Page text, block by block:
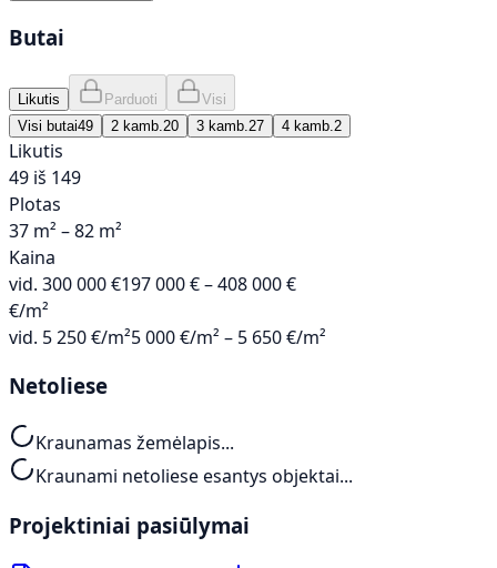
Butai
Likutis Parduoti
Visi
Visi butai49 2 kamb. 20 3 kamb. 27 4 kamb. 2
Likutis
49 iš 149
Plotas
37 m² – 82 m²
Kaina
vid. 300 000 €197 000 € – 408 000 €
€/m²
vid. 5 250 €/m²5 000 €/m² – 5 650 €/m²
Netoliese
Kraunamas žemėlapis...
Kraunami netoliese esantys objektai...
Projektiniai pasiūlymai